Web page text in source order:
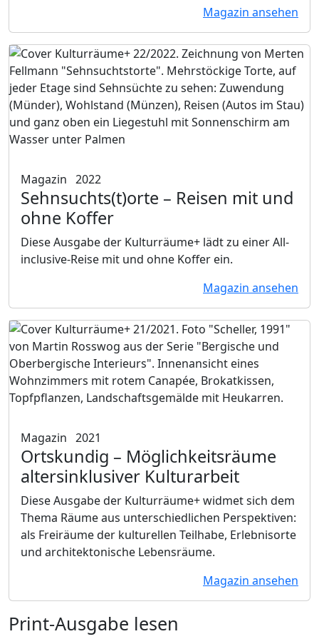
Magazin ansehen
Magazin 2022
Sehnsuchts(t)orte – Reisen mit und
ohne Koffer
Diese Ausgabe der Kulturräume+ lädt zu einer All-
inclusive-Reise mit und ohne Koffer ein.
Magazin ansehen
Magazin 2021
Ortskundig – Möglichkeitsräume
altersinklusiver Kulturarbeit
Diese Ausgabe der Kulturräume+ widmet sich dem
Thema Räume aus unterschiedlichen Perspektiven:
als Freiräume der kulturellen Teilhabe, Erlebnisorte
und architektonische Lebensräume.
Magazin ansehen
Print-Ausgabe lesen